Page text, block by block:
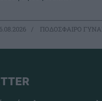
ΠΟΔΟΣΦΑΙΡΟ